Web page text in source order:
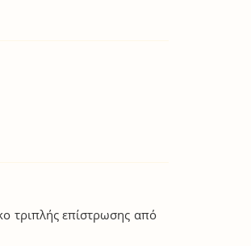
τριπλής επίστρωσης από